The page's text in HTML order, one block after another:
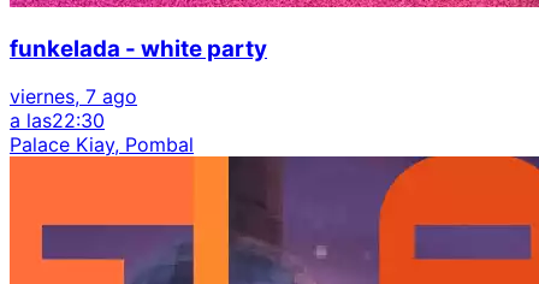
funkelada - white party
viernes, 7 ago
a las22:30
Palace Kiay, Pombal